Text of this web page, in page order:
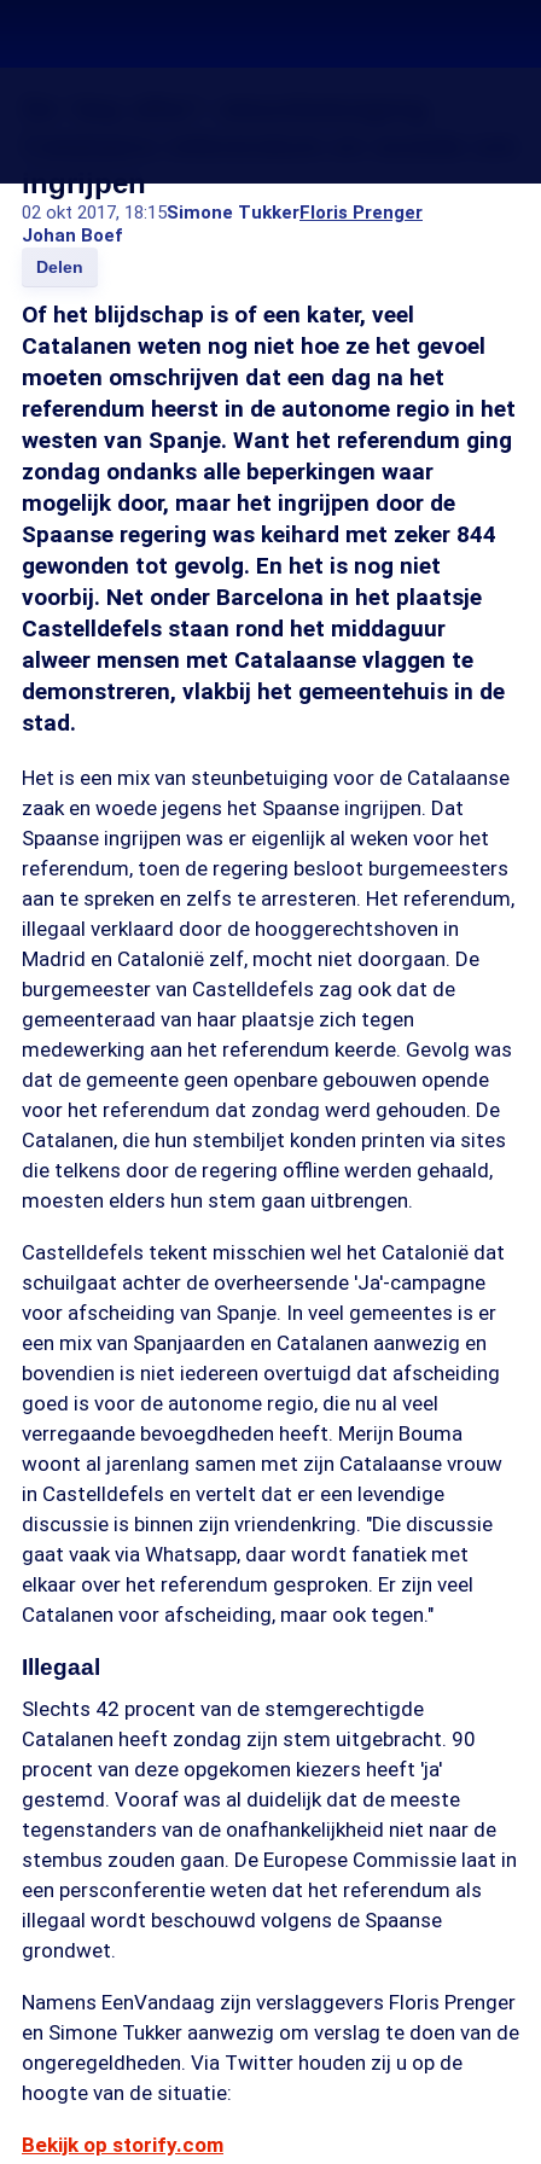
ingrijpen
02 okt 2017, 18:15Simone TukkerFloris Prenger
Johan Boef
Delen
Of het blijdschap is of een kater, veel
Catalanen weten nog niet hoe ze het gevoel
moeten omschrijven dat een dag na het
referendum heerst in de autonome regio in het
westen van Spanje. Want het referendum ging
zondag ondanks alle beperkingen waar
mogelijk door, maar het ingrijpen door de
Spaanse regering was keihard met zeker 844
gewonden tot gevolg. En het is nog niet
voorbij. Net onder Barcelona in het plaatsje
Castelldefels staan rond het middaguur
alweer mensen met Catalaanse vlaggen te
demonstreren, vlakbij het gemeentehuis in de
stad.
Het is een mix van steunbetuiging voor de Catalaanse
zaak en woede jegens het Spaanse ingrijpen. Dat
Spaanse ingrijpen was er eigenlijk al weken voor het
referendum, toen de regering besloot burgemeesters
aan te spreken en zelfs te arresteren. Het referendum,
illegaal verklaard door de hooggerechtshoven in
Madrid en Catalonië zelf, mocht niet doorgaan. De
burgemeester van Castelldefels zag ook dat de
gemeenteraad van haar plaatsje zich tegen
medewerking aan het referendum keerde. Gevolg was
dat de gemeente geen openbare gebouwen opende
voor het referendum dat zondag werd gehouden. De
Catalanen, die hun stembiljet konden printen via sites
die telkens door de regering offline werden gehaald,
moesten elders hun stem gaan uitbrengen.
Castelldefels tekent misschien wel het Catalonië dat
schuilgaat achter de overheersende 'Ja'-campagne
voor afscheiding van Spanje. In veel gemeentes is er
een mix van Spanjaarden en Catalanen aanwezig en
bovendien is niet iedereen overtuigd dat afscheiding
goed is voor de autonome regio, die nu al veel
verregaande bevoegdheden heeft. Merijn Bouma
woont al jarenlang samen met zijn Catalaanse vrouw
in Castelldefels en vertelt dat er een levendige
discussie is binnen zijn vriendenkring. "Die discussie
gaat vaak via Whatsapp, daar wordt fanatiek met
elkaar over het referendum gesproken. Er zijn veel
Catalanen voor afscheiding, maar ook tegen."
Illegaal
Slechts 42 procent van de stemgerechtigde
Catalanen heeft zondag zijn stem uitgebracht. 90
procent van deze opgekomen kiezers heeft 'ja'
gestemd. Vooraf was al duidelijk dat de meeste
tegenstanders van de onafhankelijkheid niet naar de
stembus zouden gaan. De Europese Commissie laat in
een persconferentie weten dat het referendum als
illegaal wordt beschouwd volgens de Spaanse
grondwet.
Namens EenVandaag zijn verslaggevers Floris Prenger
en Simone Tukker aanwezig om verslag te doen van de
ongeregeldheden. Via Twitter houden zij u op de
hoogte van de situatie:
Bekijk op storify.com